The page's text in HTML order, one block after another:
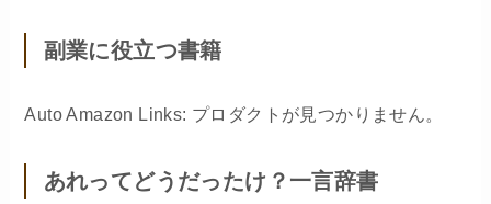
副業に役立つ書籍
Auto Amazon Links: プロダクトが見つかりません。
あれってどうだったけ？一言辞書